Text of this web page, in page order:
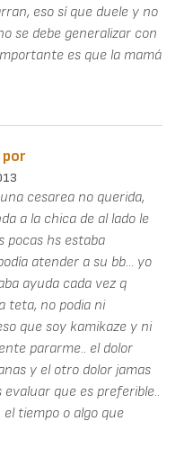
eso sí que duele y no
se debe generalizar con
es que la mamá
cesarea no querida,
a la chica de al lado le
pocas hs estaba
atender a su bb... yo
ayuda cada vez q
teta, no podia ni
que soy kamikaze y ni
pararme.. el dolor
y el otro dolor jamas
evaluar que es preferible..
tiempo o algo que